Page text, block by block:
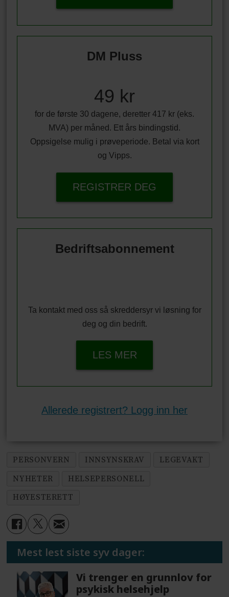
DM Pluss
49 kr
for de første 30 dagene, deretter 417 kr (eks.
MVA) per måned. Ett års bindingstid.
Oppsigelse mulig i prøveperiode. Betal via kort
og Vipps.
REGISTRER DEG
Bedriftsabonnement
Ta kontakt med oss så skreddersyr vi løsning for
deg og din bedrift.
LES MER
Allerede registrert? Logg inn her
PERSONVERN INNSYNSKRAV
LEGEVAKT
NYHETER
HELSEPERSONELL
HØYESTERETT
Mest lest siste syv dager:
Vi trenger en grunnlov for
psykisk helsehjelp